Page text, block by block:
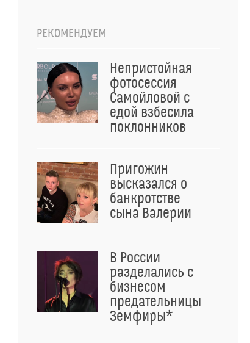
РЕКОМЕНДУЕМ
Непристойная
фотосессия
Самойловой с
едой взбесила
поклонников
Пригожин
высказался о
банкротстве
сына Валерии
В России
разделались с
бизнесом
предательницы
Земфиры*